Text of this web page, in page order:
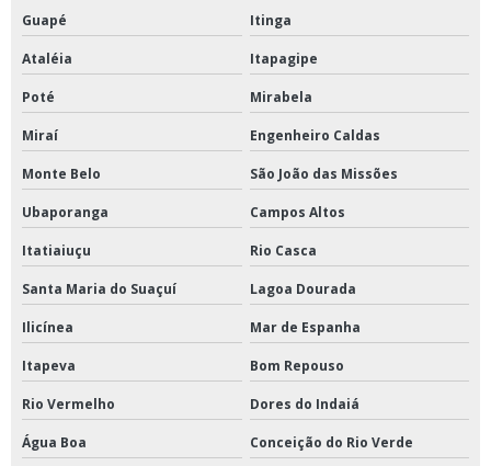
Guapé Itinga
Ataléia Itapagipe
Poté Mirabela
Miraí Engenheiro Caldas
Monte Belo São João das Missões
Ubaporanga Campos Altos
Itatiaiuçu Rio Casca
Santa Maria do Suaçuí Lagoa Dourada
Ilicínea Mar de Espanha
Itapeva Bom Repouso
Rio Vermelho Dores do Indaiá
Água Boa Conceição do Rio Verde